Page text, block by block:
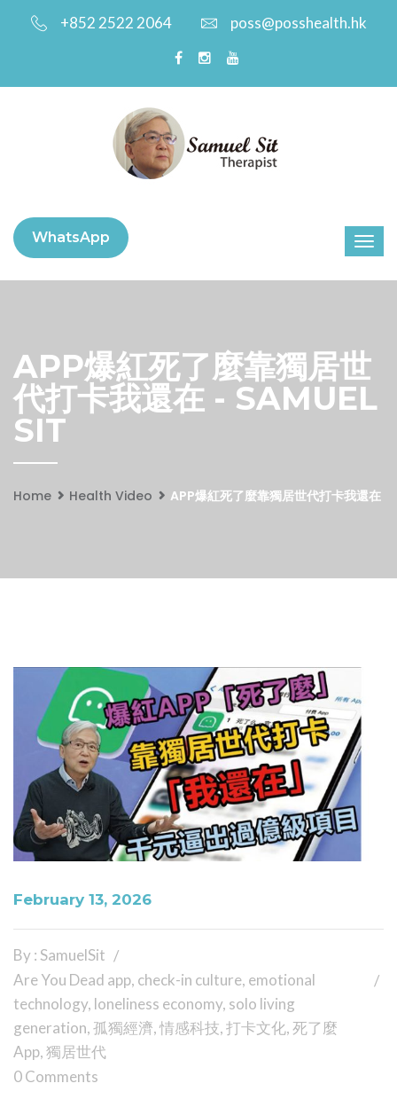
+852 2522 2064 poss@posshealth.hk
WhatsApp
APP爆紅死了麼靠獨居世
代打卡我還在 - SAMUEL
SIT
Home Health Video APP爆紅死了麼靠獨居世代打卡我還在
February 13, 2026
By : SamuelSit
Are You Dead app, check-in culture, emotional
technology, loneliness economy, solo living
generation,孤獨經濟,情感科技,打卡文化,死了麼
App,獨居世代
0 Comments